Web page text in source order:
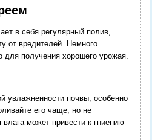
в себя регулярный полив,
от вредителей. Немного
для получения хорошего урожая.
увлажненности почвы, особенно
его чаще, но не
может привести к гниению